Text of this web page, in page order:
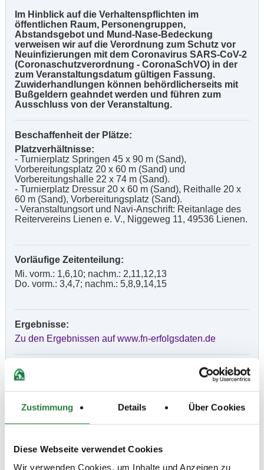
Zustimmung Details Über Cookies
Diese Webseite verwendet Cookies
Wir verwenden Cookies, um Inhalte und Anzeigen zu
Im Hinblick auf die Verhaltenspflichten im
öffentlichen Raum, Personengruppen,
Abstandsgebot und Mund-Nase-Bedeckung
verweisen wir auf die Verordnung zum Schutz vor
Neuinfizierungen mit dem Coronavirus SARS-CoV-2
(Coronaschutzverordnung - CoronaSchVO) in der
zum Veranstaltungsdatum gültigen Fassung.
Zuwiderhandlungen können behördlicherseits mit
Bußgeldern geahndet werden und führen zum
Ausschluss von der Veranstaltung.
Beschaffenheit der Plätze:
Platzverhältnisse:
- Turnierplatz Springen 45 x 90 m (Sand),
Vorbereitungsplatz 20 x 60 m (Sand) und
Vorbereitungshalle 22 x 74 m (Sand).
- Turnierplatz Dressur 20 x 60 m (Sand), Reithalle 20 x
60 m (Sand), Vorbereitungsplatz (Sand).
- Veranstaltungsort und Navi-Anschrift: Reitanlage des
Reitervereins Lienen e. V., Niggeweg 11, 49536 Lienen.
Vorläufige Zeitenteilung:
Mi. vorm.: 1,6,10; nachm.: 2,11,12,13
Do. vorm.: 3,4,7; nachm.: 5,8,9,14,15
Ergebnisse:
Zu den Ergebnissen auf www.fn-erfolgsdaten.de
Prüfungen